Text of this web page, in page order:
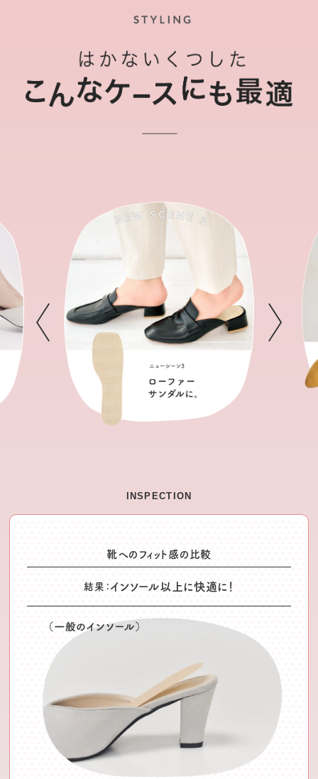
INSPECTION
靴へのフィット感の比較
結果： インソール以上に快適に！